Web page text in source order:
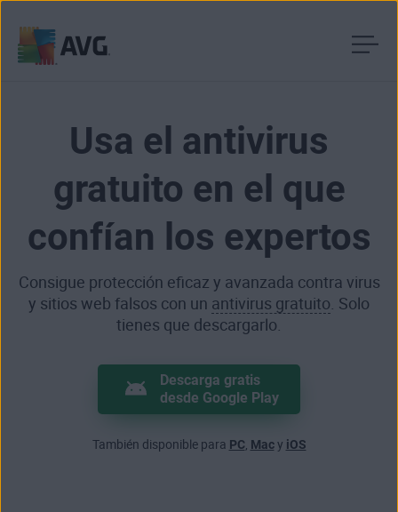
Usa el antivirus
gratuito en el que
confían los expertos
Consigue protección eficaz y avanzada contra virus
y sitios web falsos con un antivirus gratuito . Solo
tienes que descargarlo.
Descarga gratis
desde Google Play
También disponible para PC Macy iOS